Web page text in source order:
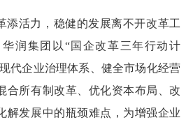
添活力，稳健的发展离不开改革工
润集团以“国企改革三年行动计
代企业治理体系、健全市场化经营
合所有制改革、优化资本布局、改
解发展中的瓶颈难点，为增强企业